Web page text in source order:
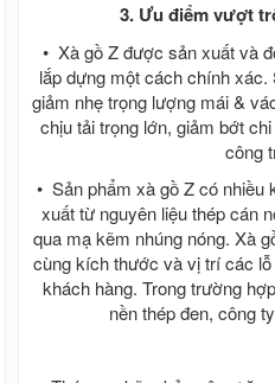
Sale Tấm cemboard Việt Nam
Ván Coppha, Giá ván ép Cốp
Giá ván copha đỏ 4m, Ván cốp
4m giá rẻ, Ván cốp pha vàng
Ván coppha đỏ 4m, Giá ván
2021 2022, Ván cốp pha giá
Ván coppha đen 4m, Bảng báo
copha đen, Ván cốp pha giá
Ván coppha màu vàng 4 m, Bảng
ván cốp pha 2021
Giá cốp pha màu cam, Giá cốp
dựng, Ván coppha màu cam
Ván ép phủ keo, Ván cốp pha phủ
Ván coppha phủ keo
lượng, Giá ván coppha Mỹ Anh
3. Ưu điểm vượt
• Xà gồ Z được sản xuất và
lắp dựng một cách chính
giảm nhẹ trọng lượng mái &
chịu tải trọng lớn, giảm bớt
công
• Sản phẩm xà gồ Z có
xuất từ nguyên liệu thép cán
qua mạ kẽm nhúng nóng. Xà
cùng kích thước và vị trí các
khách hàng. Trong trường
nền thép đen, công